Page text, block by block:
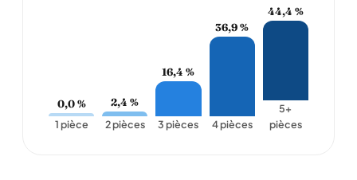
0,0 %
1 pièce
2,4 %
2 pièces
16,4 %
3 pièces
36,9 %
4 pièces
44,4 %
5+
pièces